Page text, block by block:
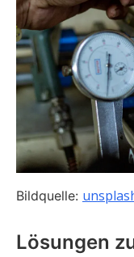
Bildquelle:
Lösungen